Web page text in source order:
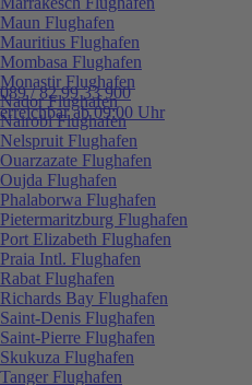
089 / 82 99 33 900
erreichbar ab 09:00 Uhr
Maun Flughafen
Mauritius Flughafen
Mombasa Flughafen
Monastir Flughafen
Nador Flughafen
Nairobi Flughafen
Nelspruit Flughafen
Ouarzazate Flughafen
Oujda Flughafen
Phalaborwa Flughafen
Pietermaritzburg Flughafen
Port Elizabeth Flughafen
Praia Intl. Flughafen
Rabat Flughafen
Richards Bay Flughafen
Saint-Denis Flughafen
Saint-Pierre Flughafen
Skukuza Flughafen
Tanger Flughafen